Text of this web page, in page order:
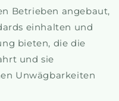
Betrieben angebaut,
einhalten und
bieten, die die
und sie
Unwägbarkeiten